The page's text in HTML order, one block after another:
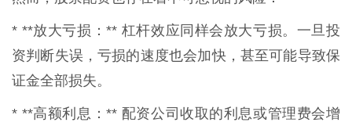
* **放大亏损：** 杠杆效应同样会放大亏损。一旦投
资判断失误，亏损的速度也会加快，甚至可能导致保
证金全部损失。
* **高额利息：** 配资公司收取的利息或管理费会增